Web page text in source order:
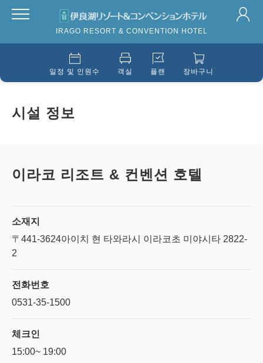
IRAGO RESORT & CONVENTION HOTEL
일정 및 인원수 객실 플랜 장바구니
시설 정보
이라코 리조트 & 컨벤션 호텔
소재지
〒441-3624아이치 현 타와라시 이라코초 미야시타 2822-
2
전화번호
0531-35-1500
체크인
15:00~ 19:00